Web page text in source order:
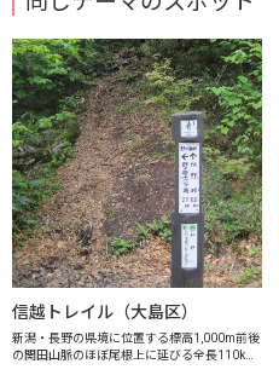
信越トレイル（大島区）
新潟・長野の県境に位置する標高1,000m前後
の関田山脈のほぼ尾根上に延びる全長110km